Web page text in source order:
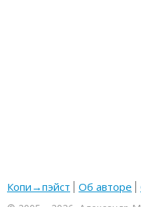
Копи→пэйст Об авторе